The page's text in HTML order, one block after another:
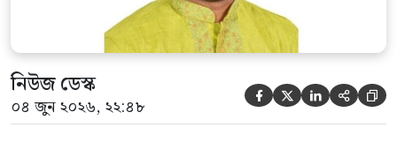
আব্দুল মোনায়েম মুন্নাকে সভাপতি […]
নিউজ ডেস্ক
০৪ জুন ২০২৬, ২২:৪৮     